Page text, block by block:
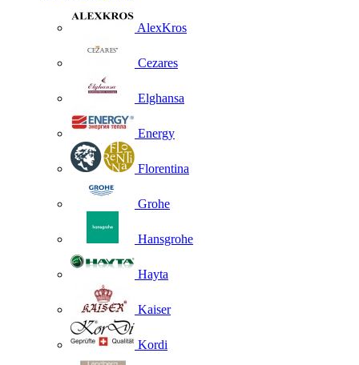
AlexKros
Cezares
Elghansa
Energy
Florentina
Grohe
Hansgrohe
Hayta
Kaiser
Kordi